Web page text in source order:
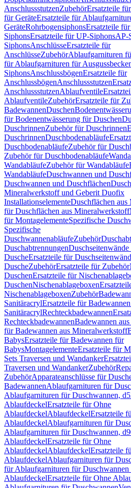
AnschlussstutzenZubehörErsatzteile
für GeräteErsatzteile für
GeräteRohrbogensiphonsErsatzteile
SiphonsErsatzteile für UP-SiphonsAP-
SiphonsAnschlüsseErsatzteile für
AnschlüsseZubehörAblaufgarnituren
für Ablaufgarnituren für
SiphonsAnschlussbögenErsatzteile für
AnschlussbögenAnschlussstutzen
AnschlussstutzenAblaufventile
AblaufventileZubehörErsatzteile für
BadewannenDuschen
für Bodenentwässerung für Duschen
DuschrinnenZubehör für Duschrinnen
DuschrinnenDuschbodenabläufe
DuschbodenabläufeZubehör für
Zubehör für Duschbodenabläufe
WandabläufeZubehör für Wandabläufe
WandabläufeDuschwannen und
Duschwannen und Duschflächen
Mineralwerkstoff und Geberit Duofix
InstallationselementeDuschflächen
für Duschflächen aus Mineralwerkstoff
für MontagelementeSpezifische
Spezifische
DuschwannenabläufeZubehör
Duschabtrennungen
DuscheErsatzteile für
DuscheZubehörErsatzteile für Zubehör
DuschenErsatzteile für
DuschenNischenablageboxen
NischenablageboxenZubehör
SanitäracrylErsatzteile für
SanitäracrylRechteckbadewannen
RechteckbadewannenBadewannen
für Badewannen aus Mineralwerkstoff
BabysErsatzteile für Badewannen für
BabysMontagelementeErsatzteile für
Sets Traversen und Wandanker
Traversen und WandankerZubehör
ZubehörApparateanschlüsse für
BadewannenAblaufgarnituren für
Ablaufgarnituren für Duschwannen,
AblaufdeckelErsatzteile für Ohne
AblaufdeckelAblaufdeckelErsatzteile
AblaufdeckelAblaufgarnituren für
Ablaufgarnituren für Duschwannen,
AblaufdeckelErsatzteile für Ohne
AblaufdeckelAblaufdeckelErsatzteile
AblaufdeckelAblaufgarnituren für
für Ablaufgarnituren für Duschwannen
AblaufdeckelErsatzteile für Ohne